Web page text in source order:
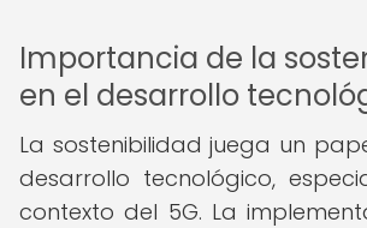
Importancia de la
en el desarrollo
La sostenibilidad juega un
desarrollo tecnológico,
contexto del 5G. La